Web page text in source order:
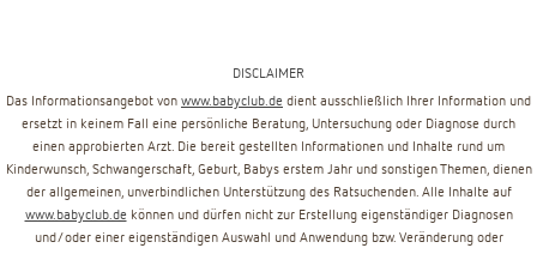
DISCLAIMER
Das Informationsangebot von www.babyclub.de dient ausschließlich Ihrer Information und
ersetzt in keinem Fall eine persönliche Beratung, Untersuchung oder Diagnose durch
einen approbierten Arzt. Die bereit gestellten Informationen und Inhalte rund um
Kinderwunsch, Schwangerschaft, Geburt, Babys erstem Jahr und sonstigen Themen, dienen
der allgemeinen, unverbindlichen Unterstützung des Ratsuchenden. Alle Inhalte auf
www.babyclub.de können und dürfen nicht zur Erstellung eigenständiger Diagnosen
und/oder einer eigenständigen Auswahl und Anwendung bzw. Veränderung oder